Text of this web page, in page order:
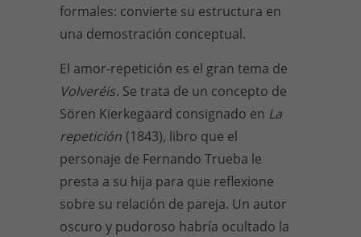
formales: convierte su estructura en
una demostración conceptual.
El amor-repetición es el gran tema de
Volveréis. Se trata de un concepto de
Sören Kierkegaard consignado en La
repetición (1843), libro que el
personaje de Fernando Trueba le
presta a su hija para que reflexione
sobre su relación de pareja. Un autor
oscuro y pudoroso habría ocultado la